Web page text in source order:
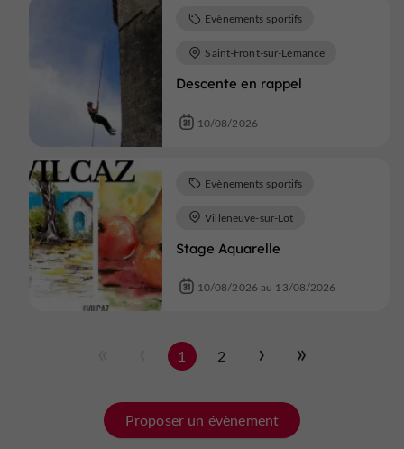
Descente en rappel
Evènements sportifs
Saint-Front-sur-Lémance
10/08/2026
Stage Aquarelle
Evènements sportifs
Villeneuve-sur-Lot
10/08/2026 au 13/08/2026
1 2
Proposer un évènement